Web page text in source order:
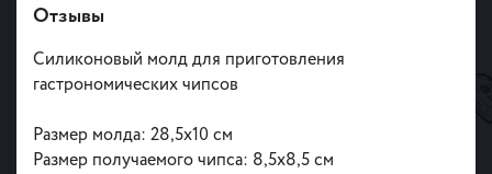
Отзывы
Силиконовый молд для приготовления
гастрономических чипсов
Размер молда: 28,5х10 см
Размер получаемого чипса: 8,5х8,5 см